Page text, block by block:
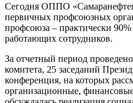
Сегодня ОППО
первичных профсоюзных
профсоюза – практически
работающих сотрудников.
За отчетный период
комитета, 25 заседаний
конференция, на которых
организационные,